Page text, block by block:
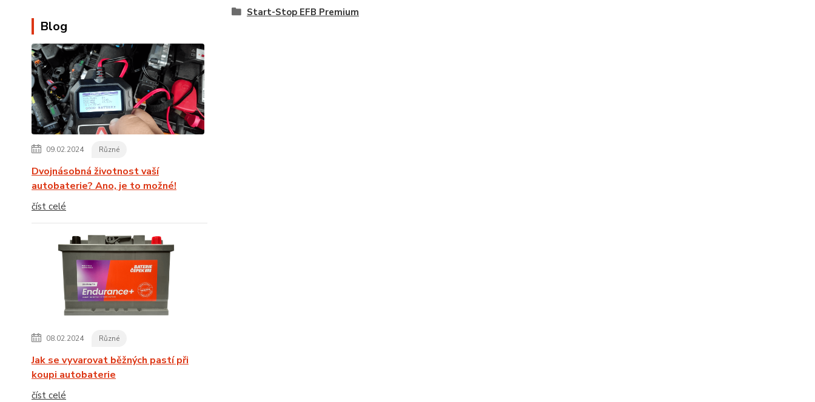
Blog
09.02.2024 Různé
Dvojnásobná životnost vaší
autobaterie? Ano, je to možné!
číst celé
08.02.2024 Různé
Jak se vyvarovat běžných pastí při
koupi autobaterie
číst celé
Start-Stop EFB Premium